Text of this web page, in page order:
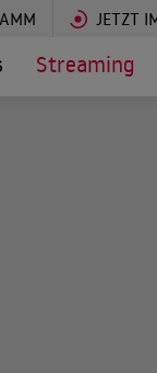
JETZT
Streaming